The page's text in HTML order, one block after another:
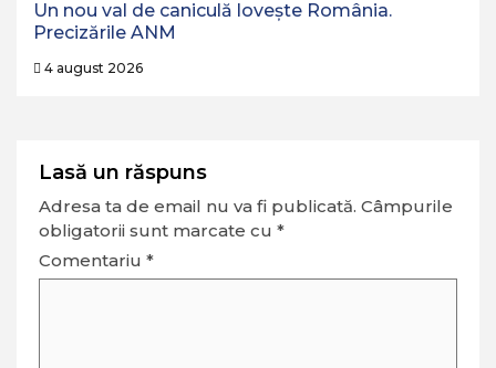
Un nou val de caniculă lovește România.
Precizările ANM
4 august 2026
Lasă un răspuns
Adresa ta de email nu va fi publicată. Câmpurile
obligatorii sunt marcate cu *
Comentariu *